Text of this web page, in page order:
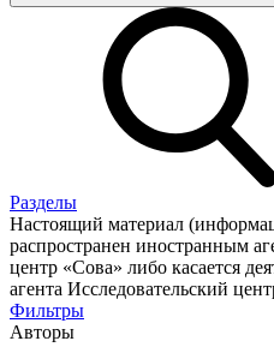
Разделы
Настоящий материал
распространен иностранным
центр «Сова» либо касается
агента Исследовательский
Фильтры
Авторы